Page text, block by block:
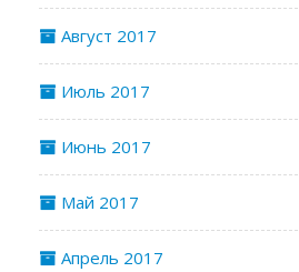
Август 2017
Июль 2017
Июнь 2017
Май 2017
Апрель 2017